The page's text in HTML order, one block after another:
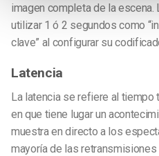
imagen completa de la
utilizar 1 ó 2 segundos como
clave” al configurar su
Latencia
La latencia se refiere al tiempo
en que tiene lugar un
muestra en directo a los
mayoría de las